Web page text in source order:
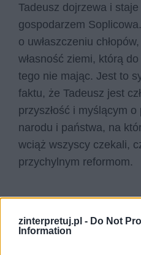
zinterpretuj.pl - Do Not
Information
Tadeusz dojrzewa i staje
gospodarzem
o uwłaszczeniu
własność ziemi, którą
tego nie mając. Jest to
faktu, że Tadeusz jest
przyszłość i myślącym o
narodu i państwa, na
wciąż wszyscy czekali,
przychylnym reformom.